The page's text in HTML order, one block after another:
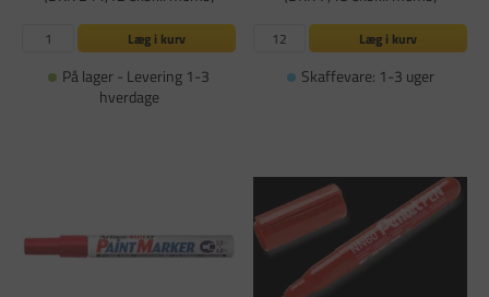
Læg i kurv
På lager - Levering 1-3
hverdage
Læg i kurv
Skaffevare: 1-3 uger